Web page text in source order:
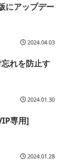
にアップデー
2024.04.03
れを防止す
2024.01.30
専用]
2024.01.28